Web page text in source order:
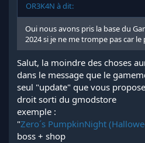
OR3K4N à dit:
Oui nous avons pris la base du
2024 si je ne me trompe pas car le
Salut, la moindre des choses
dans le message que le
seul "update" que vous
droit sorti du gmodstore
exemple :
"Zero´s PumpkinNight
boss + shop